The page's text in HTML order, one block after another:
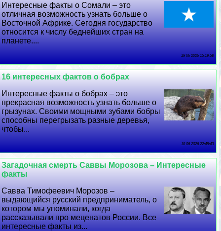
Интересные факты о Сомали – это
отличная возможность узнать больше о
Восточной Африке. Сегодня государство
относится к числу беднейших стран на
планете....
19 06 2026 15:19:58
16 интересных фактов о бобрах
Интересные факты о бобрах – это
прекрасная возможность узнать больше о
грызунах. Своими мощными зубами бобры
способны перегрызать разные деревья,
чтобы...
18 06 2026 22:48:43
Загадочная cмepть Саввы Морозова – Интересные
факты
Савва Тимофеевич Морозов –
выдающийся русский предприниматель, о
котором мы упоминали, когда
рассказывали про меценатов России. Все
интересные факты из...